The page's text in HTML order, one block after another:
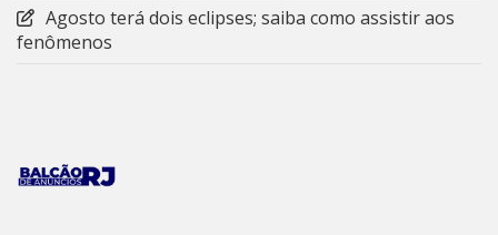
Agosto terá dois eclipses; saiba como assistir aos
fenômenos